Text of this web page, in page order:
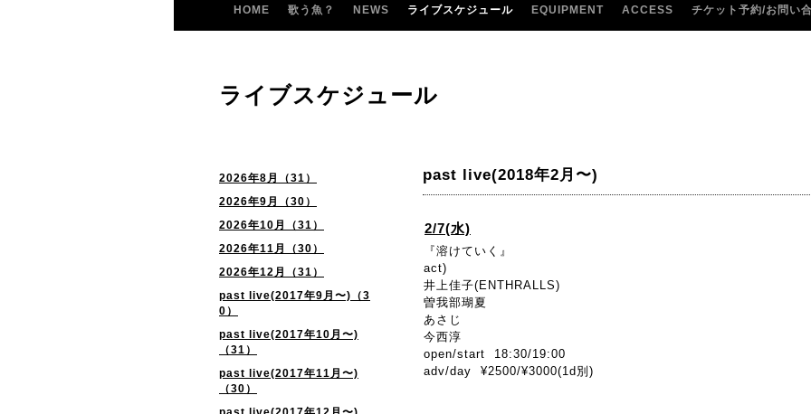
HOME 歌う魚？ NEWS ライブスケジュール EQUIPMENT ACCESS チケット予約/お問い
2026年8月（31）
2026年9月（30）
2026年10月（31）
2026年11月（30）
2026年12月（31）
past live(2017年9月〜)（3
0）
past live(2017年10月〜)
（31）
past live(2017年11月〜)
（30）
ライブスケジュール
past live(2018年2月〜)
2/7(水)
『溶けていく』
act)
井上佳子(ENTHRALLS)
曽我部瑚夏
あさじ
今西淳
open/start 18:30/19:00
adv/day ¥2500/¥3000(1d別)